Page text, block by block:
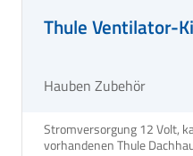
Thule Ventilator-
Hauben Zubehör
Stromversorgung 12 Volt,
vorhandenen Thule